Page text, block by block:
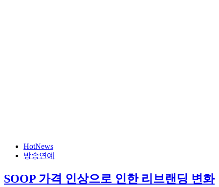
HotNews
방송연예
SOOP 가격 인상으로 인한 리브랜딩 변화